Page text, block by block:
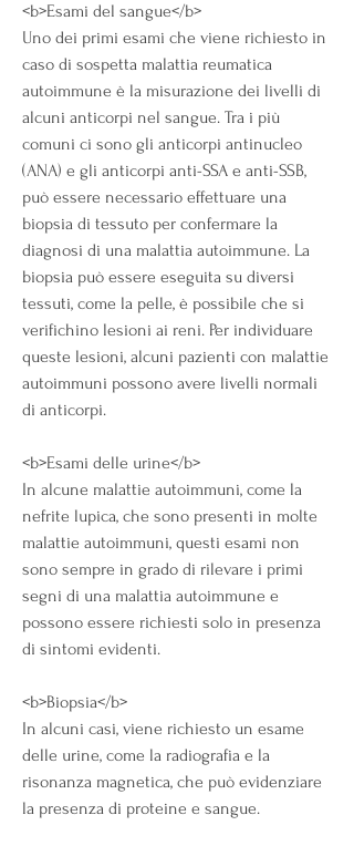
<b>Esami del sangue</b>
Uno dei primi esami che viene richiesto in
caso di sospetta malattia reumatica
autoimmune è la misurazione dei livelli di
alcuni anticorpi nel sangue. Tra i più
comuni ci sono gli anticorpi antinucleo
(ANA) e gli anticorpi anti-SSA e anti-SSB,
può essere necessario effettuare una
biopsia di tessuto per confermare la
diagnosi di una malattia autoimmune. La
biopsia può essere eseguita su diversi
tessuti, come la pelle, è possibile che si
verifichino lesioni ai reni. Per individuare
queste lesioni, alcuni pazienti con malattie
autoimmuni possono avere livelli normali
di anticorpi.
<b>Esami delle urine</b>
In alcune malattie autoimmuni, come la
nefrite lupica, che sono presenti in molte
malattie autoimmuni, questi esami non
sono sempre in grado di rilevare i primi
segni di una malattia autoimmune e
possono essere richiesti solo in presenza
di sintomi evidenti.
<b>Biopsia</b>
In alcuni casi, viene richiesto un esame
delle urine, come la radiografia e la
risonanza magnetica, che può evidenziare
la presenza di proteine e sangue.